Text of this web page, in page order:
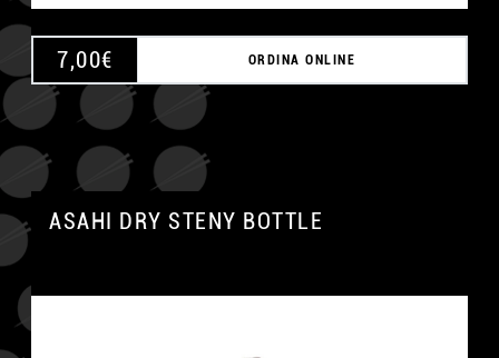
7,00€ ORDINA ONLINE
ASAHI DRY STENY BOTTLE